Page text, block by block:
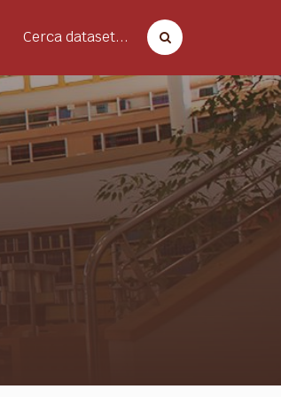
Cerca dataset...